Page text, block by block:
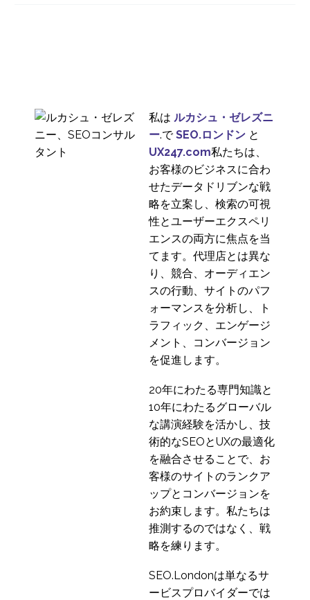
ンスリサーチの違い
6
25 5? 2015
フォーカスグループ - ベ
ストプラクティス
3
ペルソナ開発サービス
3
プロジェクトに最適な
ユーザー調査方法
4
コグニティブウォーク
スルーの実施方法
3
ユーザー調査のよくあ
アクセシビリティ監査
4
マイクロインタラクシ
4
カード分類のヒントと
2
ユーザーペルソナのメ
3
私は ルカシュ・ゼレズニ
ー.でSEO.ロンドン と
UX247.com私たちは、
お客様のビジネスに合わ
せたデータドリブンな戦
略を立案し、検索の可視
性とユーザーエクスペリ
エンスの両方に焦点を当
てます。代理店とは異な
り、競合、オーディエン
スの行動、サイトのパフ
ォーマンスを分析し、ト
ラフィック、エンゲージ
メント、コンバージョン
を促進します。
20年にわたる専門知識と
10年にわたるグローバル
な講演経験を活かし、技
術的なSEOとUXの最適化
を融合させることで、お
客様のサイトのランクア
ップとコンバージョンを
お約束します。私たちは
推測するのではなく、戦
略を練ります。
SEO.Londonは単なるサ
ービスプロバイダーでは